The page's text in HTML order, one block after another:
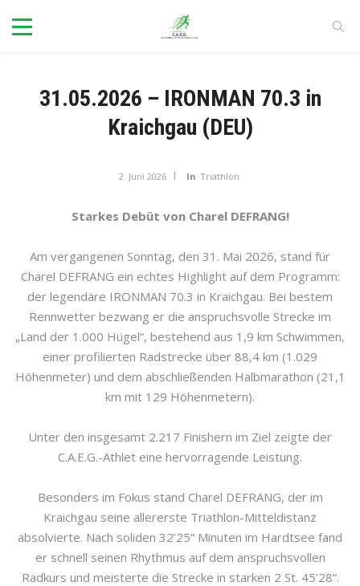
31.05.2026 – IRONMAN 70.3 in
Kraichgau (DEU)
2. Juni 2026 In Triathlon
Starkes Debüt von Charel DEFRANG!
Am vergangenen Sonntag, den 31. Mai 2026, stand für
Charel DEFRANG ein echtes Highlight auf dem Programm:
der legendäre IRONMAN 70.3 in Kraichgau. Bei bestem
Rennwetter bezwang er die anspruchsvolle Strecke im
„Land der 1.000 Hügel“, bestehend aus 1,9 km Schwimmen,
einer profilierten Radstrecke über 88,4 km (1.029
Höhenmeter) und dem abschließenden Halbmarathon (21,1
km mit 129 Höhenmetern).
Unter den insgesamt 2.217 Finishern im Ziel zeigte der
C.A.E.G.-Athlet eine hervorragende Leistung.
Besonders im Fokus stand Charel DEFRANG, der im
Kraichgau seine allererste Triathlon-Mitteldistanz
absolvierte. Nach soliden 32’25“ Minuten im Hardtsee fand
er schnell seinen Rhythmus auf dem anspruchsvollen
Radkurs und meisterte die Strecke in starken 2 St. 45’28“.